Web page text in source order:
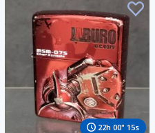
22h 00" 14s